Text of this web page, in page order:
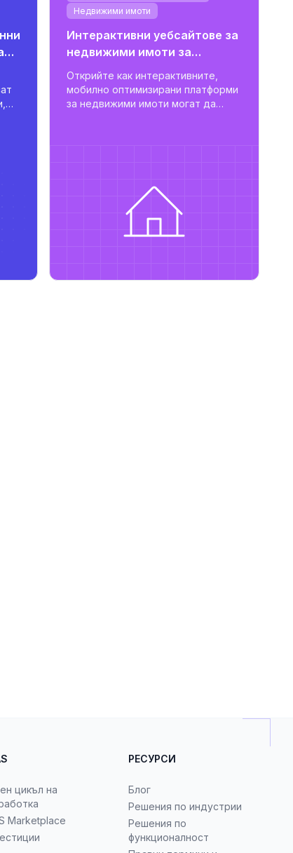
Недвижими имоти
Интерактивни уебсайтове за
недвижими имоти за
модерни проекти
Открийте как интерактивните,
мобилно оптимизирани платформи
за недвижими имоти могат да
цикъл на
Marketplace
РЕСУРСИ
Блог
Решения по индустрии
Решения по
функционалност